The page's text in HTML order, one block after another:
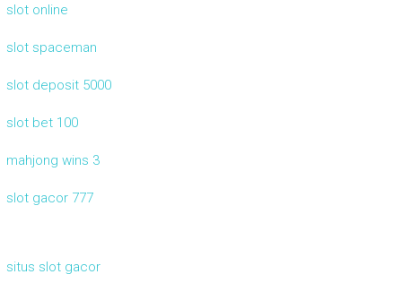
slot online
slot spaceman
slot deposit 5000
slot bet 100
mahjong wins 3
slot gacor 777
situs slot gacor